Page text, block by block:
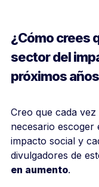
¿Cómo crees
sector del
próximos
Creo que cada
necesario escoger
impacto social y
divulgadores de
en aumento.